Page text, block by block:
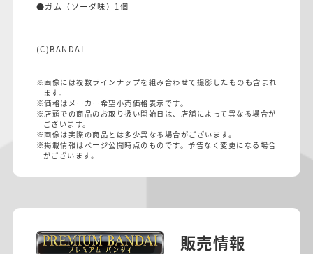
●ガム（ソーダ味）1個
(C)BANDAI
※画像には複数ラインナップを組み合わせて撮影したものも含まれ
ます。
※価格はメーカー希望小売価格表示です。
※店頭での商品のお取り扱い開始日は、店舗によって異なる場合が
ございます。
※画像は実際の商品とは多少異なる場合がございます。
※掲載情報はページ公開時点のものです。予告なく変更になる場合
がございます。
販売情報